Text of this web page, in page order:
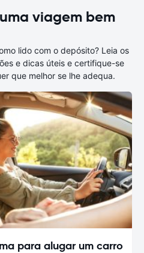
viagem bem
lido com o depósito? Leia os
e dicas úteis e certifique-se
que melhor se lhe adequa.
para alugar um carro